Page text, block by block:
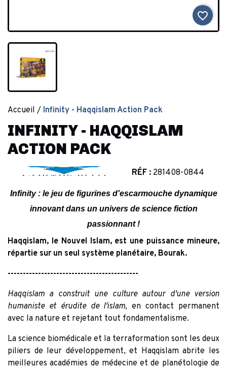
favorite_border
Accueil Infinity - Haqqislam Action Pack
INFINITY - HAQQISLAM
ACTION PACK
RÉF : 281408-0844
Infinity : le jeu de figurines d'escarmouche dynamique
innovant dans un univers de science fiction
passionnant !
Haqqislam, le Nouvel Islam, est une puissance mineure,
répartie sur un seul système planétaire, Bourak.
-------------------------------------------
Haqqislam a construit une culture autour d'une version
humaniste et érudite de l'islam, en contact permanent
avec la nature et rejetant tout fondamentalisme.
La science biomédicale et la terraformation sont les deux
piliers de leur développement, et Haqqislam abrite les
meilleures académies de médecine et de planétologie de